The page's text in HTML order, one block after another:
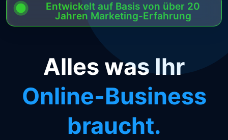
Entwickelt auf Basis von über 20
Jahren Marketing-Erfahrung
Alles was Ihr
Online-Business
braucht.